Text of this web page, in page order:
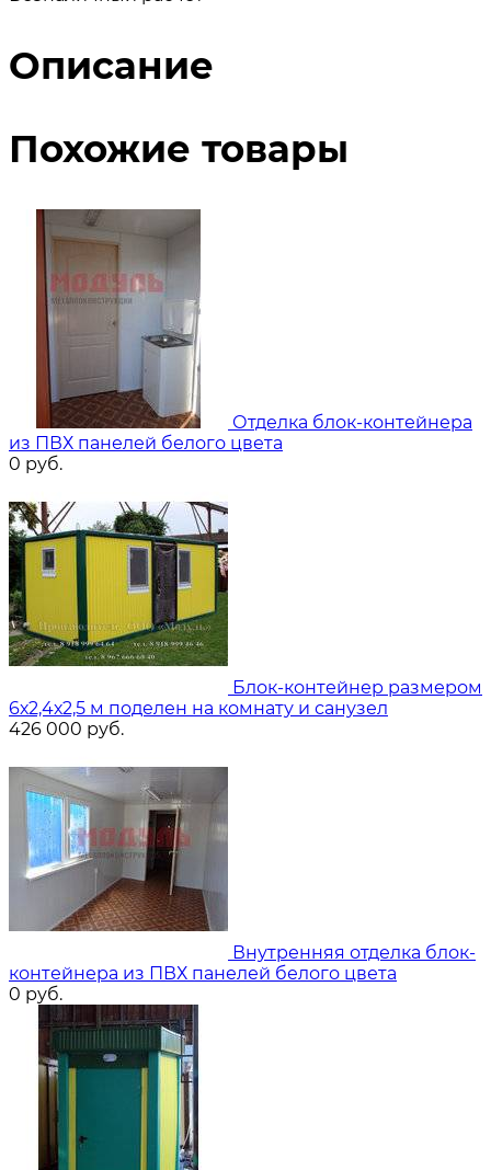
Описание
Похожие товары
Отделка блок-контейнера
из ПВХ панелей белого цвета
0 руб.
Блок-контейнер размером
6х2,4х2,5 м поделен на комнату и санузел
426 000 руб.
Внутренняя отделка блок-
контейнера из ПВХ панелей белого цвета
0 руб.